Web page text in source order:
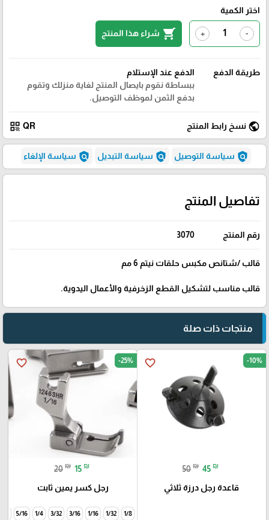
اختر الكمية
-
+
shopping_cart شراء هذا المنتج
طريقة الدفع
الدفع عند الإستلام
ببساطة نقوم بايصال المنتج لغاية منزلك وتقوم
بدفع الثمن لموظف التوصيل.
public نسخ رابط المنتج QR
qr_code
policy سياسة التوصيل policy سياسة التبديل policy سياسة الإلغاء
تفاصيل المنتج
رقم المنتج 3070
قالب /شتانص مكبس حلقات نيتم 6 مم
قالب مناسب لتشكيل القطع الزخرفية والأعمال اليدوية.
منتجات ذات صلة
favorite_border -10%
50 ₪ 45 ₪
قاعدة رجل درزة ثلاثي
favorite_border -25%
20 ₪ 15 ₪
رجل كسر يمين ثابت
1/8
1/32
1/16
3/16
3/32
1/4
5/16